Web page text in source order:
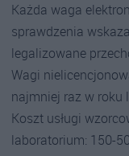
Każda waga
sprawdzenia
legalizowane
Wagi
najmniej raz w roku
Koszt usługi
laboratorium: 150-